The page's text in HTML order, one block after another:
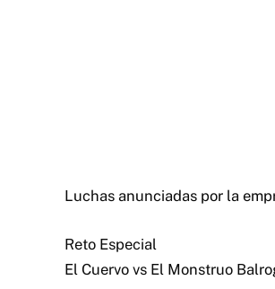
Luchas anunciadas por la
Reto Especial
El Cuervo vs El Monstruo